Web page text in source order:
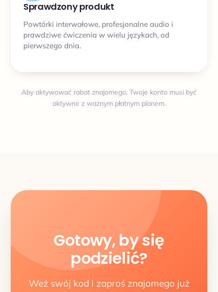
Sprawdzony produkt
Powtórki interwałowe, profesjonalne audio i
prawdziwe ćwiczenia w wielu językach, od
pierwszego dnia.
Aby aktywować rabat znajomego, Twoje konto musi być
aktywne z ważnym płatnym planem.
Gotowy, by się
podzielić?
Weź swój kod i zaproś znajomego już